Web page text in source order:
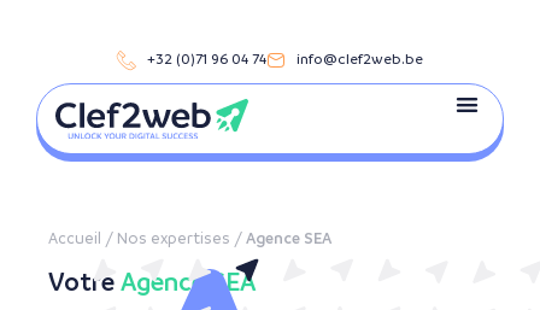
+32 (0)71 96 04 74 info@clef2web.be
Votre Agence SEA
Accueil / Nos expertises / Agence SEA